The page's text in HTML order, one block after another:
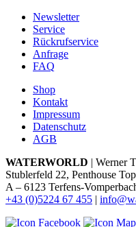
Newsletter
Service
Rückrufservice
Anfrage
FAQ
Shop
Kontakt
Impressum
Datenschutz
AGB
WATERWORLD | Werner
Stublerfeld 22, Penthouse
A – 6123 Terfens-
+43 (0)5224 67 455 |